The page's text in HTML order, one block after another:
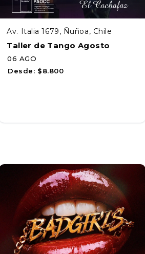
Av. Italia 1679, Ñuñoa, Chile
Taller de Tango Agosto
06 AGO
Desde: $8.800